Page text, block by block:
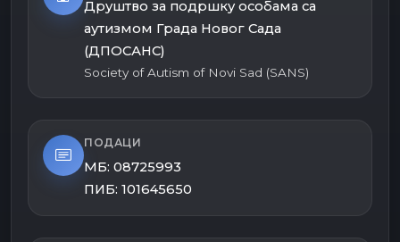
Друштво за подршку особама са
аутизмом Града Новог Сада
(ДПОСАНС)
Society of Autism of Novi Sad (SANS)
ПОДАЦИ
МБ: 08725993
ПИБ: 101645650